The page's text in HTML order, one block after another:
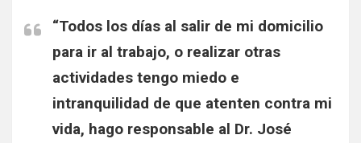
“Todos los días al salir de mi domicilio
para ir al trabajo, o realizar otras
actividades tengo miedo e
intranquilidad de que atenten contra mi
vida, hago responsable al Dr. José